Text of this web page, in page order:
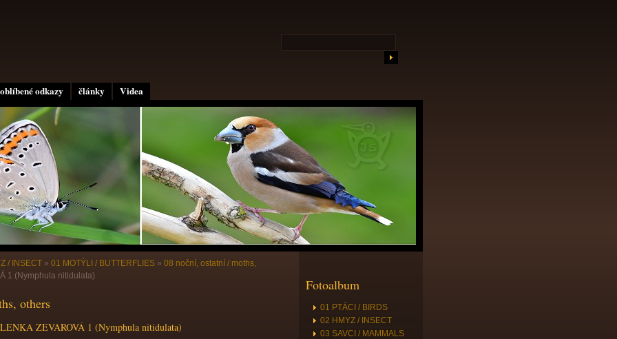
odkazy články Videa
/ INSECT » 01 MOTÝLI / BUTTERFLIES » 08 noční, ostatní / moths,
1 (Nymphula nitidulata)
others
ZEVAROVÁ 1 (Nymphula nitidulata)
Fotoalbum
01 PTÁCI / BIRDS
02 HMYZ / INSECT
03 SAVCI / MAMMALS